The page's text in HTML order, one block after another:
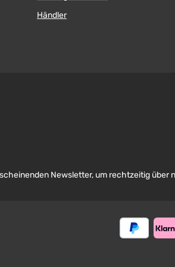
Händler
Newsletter, um rechtzeitig über